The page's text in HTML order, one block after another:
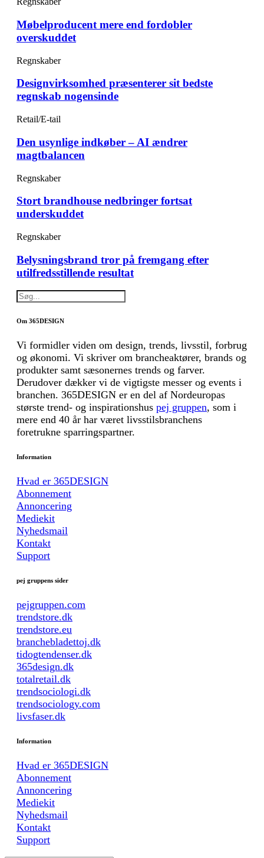
Møbelproducent mere end fordobler
overskuddet
Regnskaber
Designvirksomhed præsenterer sit bedste
regnskab nogensinde
Retail/E-tail
Den usynlige indkøber – AI ændrer
magtbalancen
Regnskaber
Stort brandhouse nedbringer fortsat
underskuddet
Regnskaber
Belysningsbrand tror på fremgang efter
utilfredsstillende resultat
Om 365DESIGN
Vi formidler viden om design, trends, livsstil, forbrug
og økonomi. Vi skriver om brancheaktører, brands og
produkter samt sæsonernes trends og farver.
Derudover dækker vi de vigtigste messer og events i
branchen. 365DESIGN er en del af Nordeuropas
største trend- og inspirationshus pej gruppen, som i
mere end 40 år har været livsstilsbranchens
foretrukne sparringspartner.
Information
Hvad er 365DESIGN
Abonnement
Annoncering
Mediekit
Nyhedsmail
Kontakt
Support
pej gruppens sider
pejgruppen.com
trendstore.dk
trendstore.eu
branchebladettoj.dk
tidogtendenser.dk
365design.dk
totalretail.dk
trendsociologi.dk
trendsociology.com
livsfaser.dk
Information
Hvad er 365DESIGN
Abonnement
Annoncering
Mediekit
Nyhedsmail
Kontakt
Support